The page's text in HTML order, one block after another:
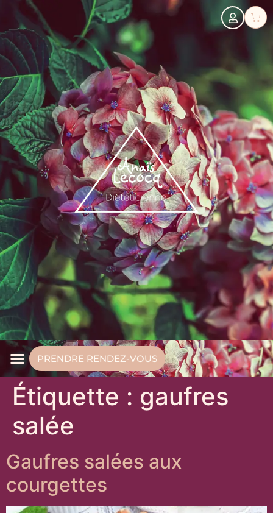
PRENDRE RENDEZ-VOUS
Étiquette : gaufres
salée
Gaufres salées aux
courgettes